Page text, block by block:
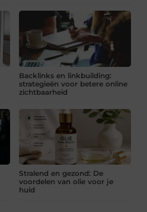
Backlinks en linkbuilding:
strategieën voor betere online
zichtbaarheid
Stralend en gezond: De
voordelen van olie voor je
huid